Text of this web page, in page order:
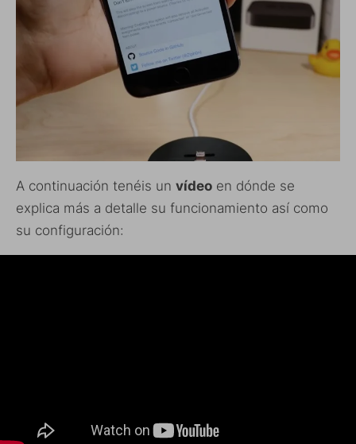
A continuación tenéis un vídeo en dónde se
explica más a detalle su funcionamiento así como
su configuración: